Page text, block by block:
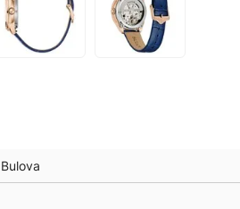
Bulova